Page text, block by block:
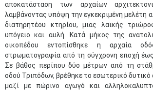
αποκατάσταση των αρχαίων
λαμβάνοντας υπόψη την εγκεκριμένη μελέτη
διατηρητέου κτηρίου, μιας λαϊκής
υπόγειο και αυλή. Κατά μήκος της
οικοπέδου εντοπίσθηκε η αρχαία
στρωματογραφία από τη σύγχρονη εποχή
Σε βάθος περίπου δύο μέτρων από τη
οδού Τριπόδων, βρέθηκε το εσωτερικό
μαζί με πώρινο αγωγό και